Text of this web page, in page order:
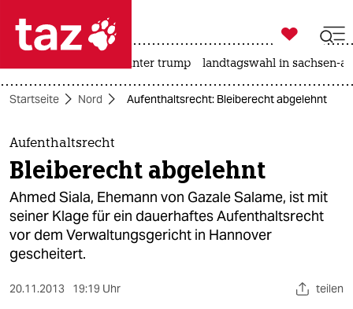
 taz zahl ich
taz zahl ich
themen
politik
öko
gesellschaft
kultur

taz zahl ich
usa unter trump landtagswahl in sachsen-
Startseite Nord Aufenthaltsrecht: Bleiberecht abgelehnt
Aufenthaltsrecht
Bleiberecht abgelehnt
Ahmed Siala, Ehemann von Gazale Salame, ist mit
seiner Klage für ein dauerhaftes Aufenthaltsrecht
vor dem Verwaltungsgericht in Hannover
gescheitert.
20.11.2013 19:19 Uhr teilen